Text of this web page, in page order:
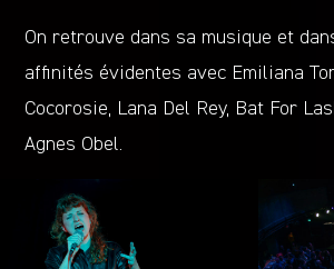
On retrouve dans sa musique et
affinités évidentes avec Emiliana
Cocorosie, Lana Del Rey, Bat For
Agnes Obel.